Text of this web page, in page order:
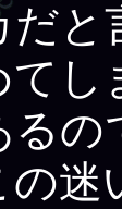
だと
て
るの
の迷